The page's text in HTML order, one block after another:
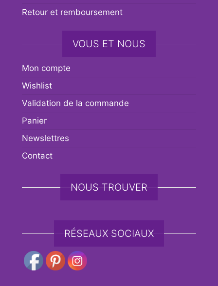
Retour et remboursement
VOUS ET NOUS
Mon compte
Wishlist
Validation de la commande
Panier
Newslettres
Contact
NOUS TROUVER
RÉSEAUX SOCIAUX